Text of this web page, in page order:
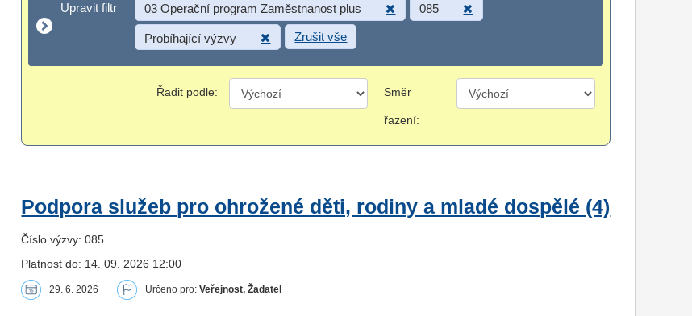
Upravit filtr
Upravit filtr 03 Operační program Zaměstnanost plus 085
Probíhající výzvy Zrušit vše
Řadit podle: Směr
řazení:
Podpora služeb pro ohrožené děti, rodiny a mladé dospělé (4)
Číslo výzvy: 085
Platnost do: 14. 09. 2026 12:00
29. 6. 2026 Určeno pro:Veřejnost, Žadatel